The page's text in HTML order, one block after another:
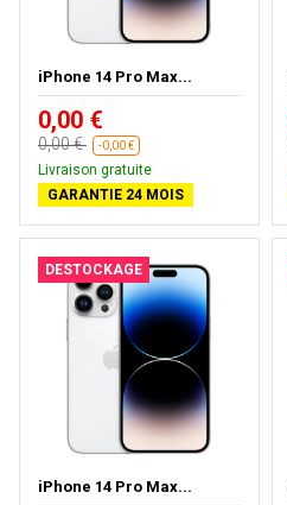
iPhone 14 Pro Max...
0,00 €
0,00 € -0,00 €
Livraison gratuite
GARANTIE 24 MOIS
DESTOCKAGE
iPhone 14 Pro Max...